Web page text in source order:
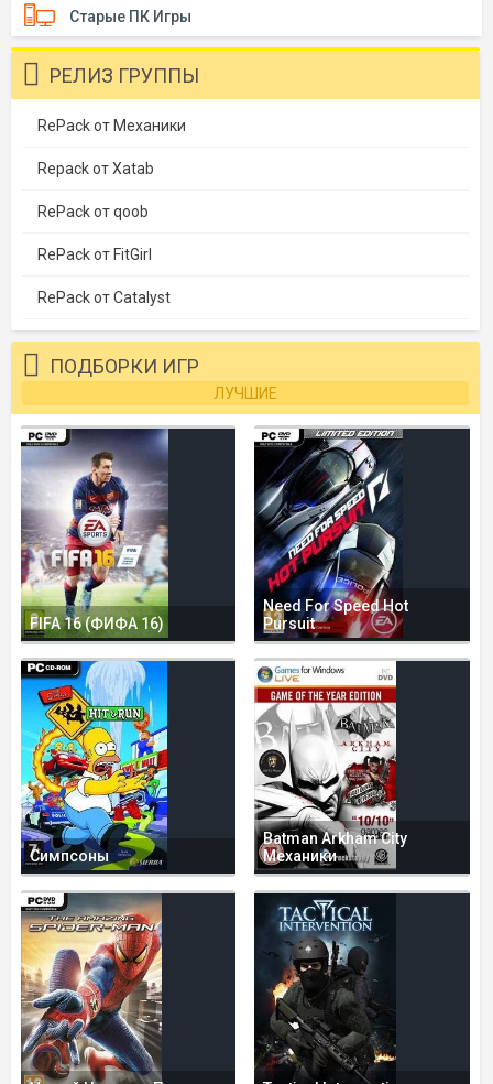
Старые ПК Игры
РЕЛИЗ ГРУППЫ
RePack от Механики
Repack от Xatab
RePack от qoob
RePack от FitGirl
RePack от Catalyst
ПОДБОРКИ ИГР
ЛУЧШИЕ
FIFA 16 (ФИФА 16)
Need For Speed Hot
Pursuit
Симпсоны
Batman Arkham City
Механики